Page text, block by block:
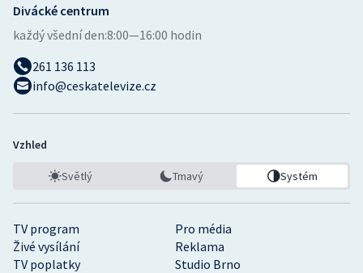
TV program
Pro média
Živé vysílání
Reklama
TV poplatky
Studio Brno
Divácké centrum
každý všední den:8:00—16:00 hodin
261 136 113
info@ceskatelevize.cz
Vzhled
Světlý Tmavý Systém